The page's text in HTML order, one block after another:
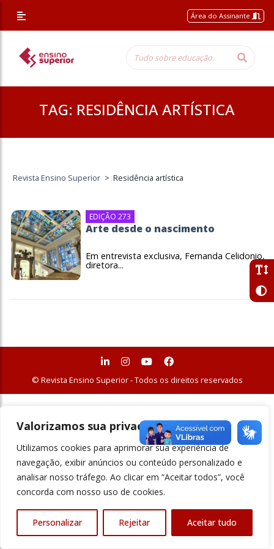
Valorizamos sua privacidade
Utilizamos cookies para aprimorar sua experiência de
navegação, exibir anúncios ou conteúdo personalizado e
analisar nosso tráfego. Ao clicar em “Aceitar todos”, você
concorda com nosso uso de cookies.
Personalizar Rejeitar Aceitar tudo
Área do Assinante
TAG: RESIDÊNCIA ARTÍSTICA
Revista Ensino Superior > Residência artística
EDIÇÃO 273
Arte desde o nascimento
Em entrevista exclusiva, Fernanda Celidonio,
diretora...
© Revista Ensino Superior - Todos os direitos reservados